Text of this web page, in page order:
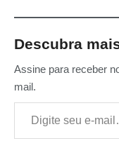
Descubra
Assine para receber
mail.
Digite seu e-mail…